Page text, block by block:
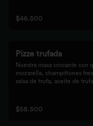
$46.500
Pizze trufada
Nuestra masa crocante con
mozarella, champiñones
salsa de trufa, aceite de
$58.500